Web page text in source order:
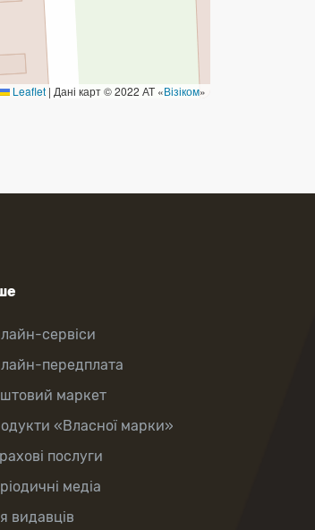
Leaflet | Дані карт © 2022 АТ «Візіком»
сервіси
передплата
маркет
«Власної марки»
послуги
медіа
видавців